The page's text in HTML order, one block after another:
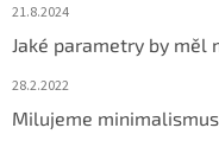
21.8.2024
Jaké parametry by měl
28.2.2022
Milujeme